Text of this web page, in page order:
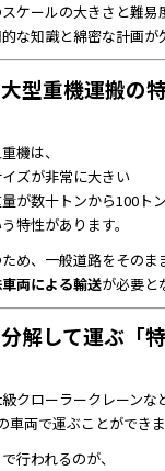
ケールの大きさと難易
な知識と綿密な計画が
大型重機運搬の
機は、
イズが非常に大きい
量が数十トンから100ト
特性があります。
め、一般道路をそのま
両による輸送が必要と
分解して運ぶ「特
クローラークレーンな
車両で運ぶことができま
行われるのが、